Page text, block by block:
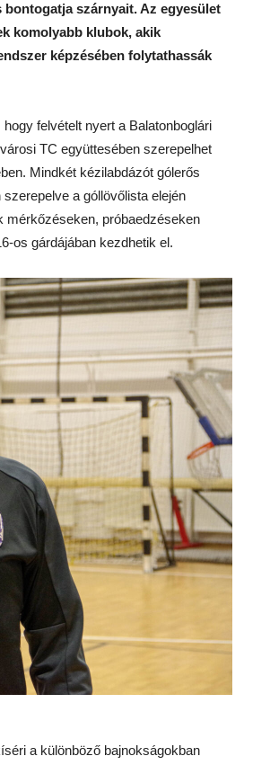
szárnyait. Az egyesület
komolyabb klubok, akik
képzésében folytathassák
hogy felvételt nyert a Balatonboglári
TC együttesében szerepelhet
Mindkét kézilabdázót gólerős
a góllövőlista elején
mérkőzéseken, próbaedzéseken
os gárdájában kezdhetik el.
a különböző bajnokságokban